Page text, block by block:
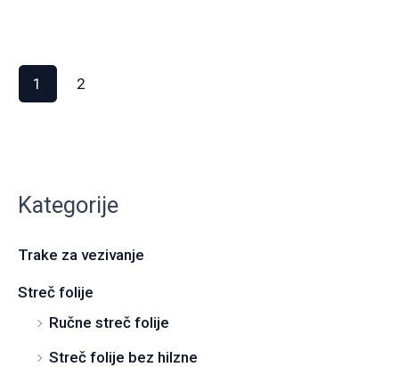
Kategorije
Trake za vezivanje
Streč folije
Ručne streč folije
Streč folije bez hilzne
1 2